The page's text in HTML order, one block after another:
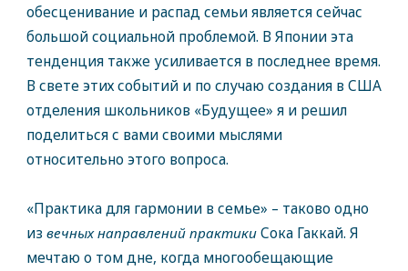
обесценивание и распад семьи является сейчас
большой социальной проблемой. В Японии эта
тенденция также усиливается в последнее время.
В свете этих событий и по случаю создания в США
отделения школьников «Будущее» я и решил
поделиться с вами своими мыслями
относительно этого вопроса.
«Практика для гармонии в семье» – таково одно
из вечных направлений практикиСока Гаккай. Я
мечтаю о том дне, когда многообещающие